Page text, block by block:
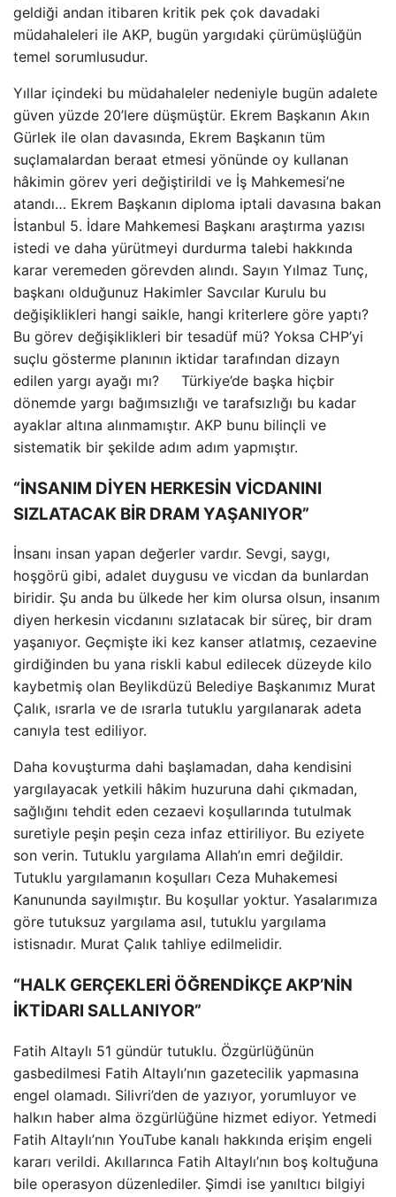
geldiği andan itibaren kritik pek çok davadaki
müdahaleleri ile AKP, bugün yargıdaki çürümüşlüğün
temel sorumlusudur.
Yıllar içindeki bu müdahaleler nedeniyle bugün adalete
güven yüzde 20’lere düşmüştür. Ekrem Başkanın Akın
Gürlek ile olan davasında, Ekrem Başkanın tüm
suçlamalardan beraat etmesi yönünde oy kullanan
hâkimin görev yeri değiştirildi ve İş Mahkemesi’ne
atandı… Ekrem Başkanın diploma iptali davasına bakan
İstanbul 5. İdare Mahkemesi Başkanı araştırma yazısı
istedi ve daha yürütmeyi durdurma talebi hakkında
karar veremeden görevden alındı. Sayın Yılmaz Tunç,
başkanı olduğunuz Hakimler Savcılar Kurulu bu
değişiklikleri hangi saikle, hangi kriterlere göre yaptı?
Bu görev değişiklikleri bir tesadüf mü? Yoksa CHP’yi
suçlu gösterme planının iktidar tarafından dizayn
edilen yargı ayağı mı? Türkiye’de başka hiçbir
dönemde yargı bağımsızlığı ve tarafsızlığı bu kadar
ayaklar altına alınmamıştır. AKP bunu bilinçli ve
sistematik bir şekilde adım adım yapmıştır.
“İNSANIM DİYEN HERKESİN VİCDANINI
SIZLATACAK BİR DRAM YAŞANIYOR”
İnsanı insan yapan değerler vardır. Sevgi, saygı,
hoşgörü gibi, adalet duygusu ve vicdan da bunlardan
biridir. Şu anda bu ülkede her kim olursa olsun, insanım
diyen herkesin vicdanını sızlatacak bir süreç, bir dram
yaşanıyor. Geçmişte iki kez kanser atlatmış, cezaevine
girdiğinden bu yana riskli kabul edilecek düzeyde kilo
kaybetmiş olan Beylikdüzü Belediye Başkanımız Murat
Çalık, ısrarla ve de ısrarla tutuklu yargılanarak adeta
canıyla test ediliyor.
Daha kovuşturma dahi başlamadan, daha kendisini
yargılayacak yetkili hâkim huzuruna dahi çıkmadan,
sağlığını tehdit eden cezaevi koşullarında tutulmak
suretiyle peşin peşin ceza infaz ettiriliyor. Bu eziyete
son verin. Tutuklu yargılama Allah’ın emri değildir.
Tutuklu yargılamanın koşulları Ceza Muhakemesi
Kanununda sayılmıştır. Bu koşullar yoktur. Yasalarımıza
göre tutuksuz yargılama asıl, tutuklu yargılama
istisnadır. Murat Çalık tahliye edilmelidir.
“HALK GERÇEKLERİ ÖĞRENDİKÇE AKP’NİN
İKTİDARI SALLANIYOR”
Fatih Altaylı 51 gündür tutuklu. Özgürlüğünün
gasbedilmesi Fatih Altaylı’nın gazetecilik yapmasına
engel olamadı. Silivri’den de yazıyor, yorumluyor ve
halkın haber alma özgürlüğüne hizmet ediyor. Yetmedi
Fatih Altaylı’nın YouTube kanalı hakkında erişim engeli
kararı verildi. Akıllarınca Fatih Altaylı’nın boş koltuğuna
bile operasyon düzenlediler. Şimdi ise yanıltıcı bilgiyi